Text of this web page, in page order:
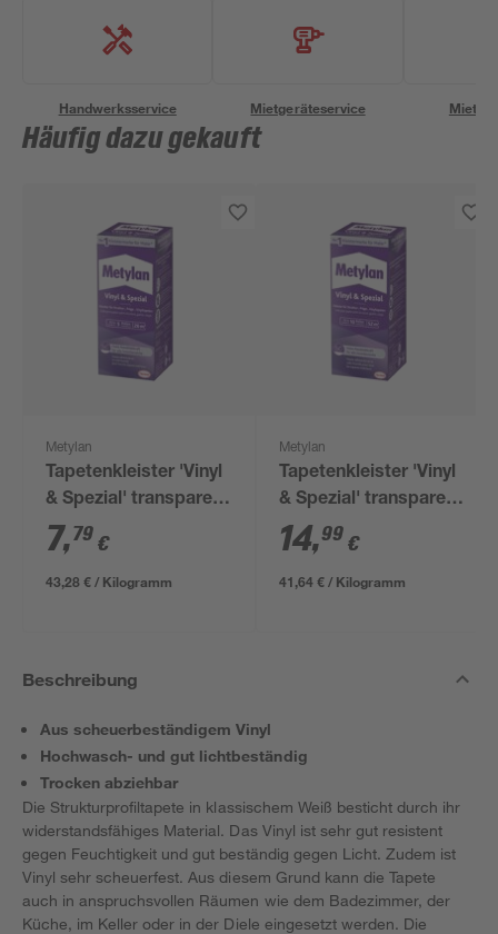
Handwerksservice Mietgeräteservice
Häufig dazu gekauft
Metylan
Tapetenkleister 'Vinyl
& Spezial' transparent
180 g
7,79 €
43,28 € / Kilogramm
Metylan
Tapetenkleister 'Vinyl
& Spezial' transparent
360 g
14,99 €
41,64 € / Kilogramm
Beschreibung
Aus scheuerbeständigem Vinyl
Hochwasch- und gut lichtbeständig
Trocken abziehbar
Die Strukturprofiltapete in klassischem Weiß besticht durch ihr
widerstandsfähiges Material. Das Vinyl ist sehr gut resistent
gegen Feuchtigkeit und gut beständig gegen Licht. Zudem ist
Vinyl sehr scheuerfest. Aus diesem Grund kann die Tapete
auch in anspruchsvollen Räumen wie dem Badezimmer, der
Küche, im Keller oder in der Diele eingesetzt werden. Die